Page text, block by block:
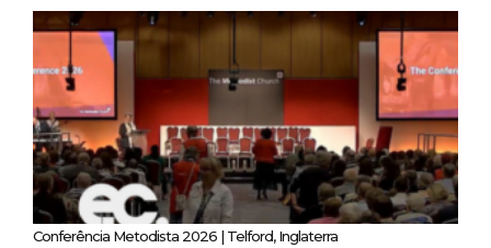
Conferência Metodista 2026 | Telford, Inglaterra